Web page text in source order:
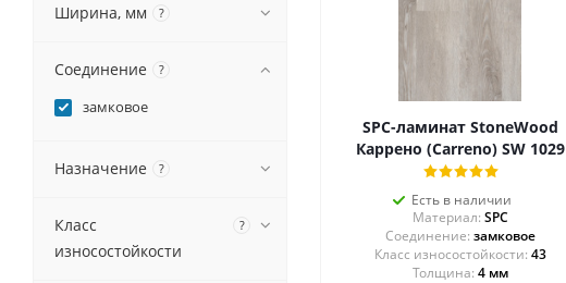
SPC-ламинат StoneWood
Каррено (Carreno) SW 1029
Есть в наличии
Материал: SPC
Соединение: замковое
43
Толщина: 4 мм
Ширина, мм ?
Соединение ?
замковое
Назначение ?
Класс
износостойкости
?